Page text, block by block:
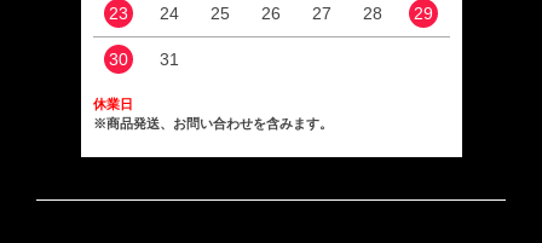
23 24 25 26 27 28 29
30 31
休業日
※商品発送、お問い合わせを含みます。